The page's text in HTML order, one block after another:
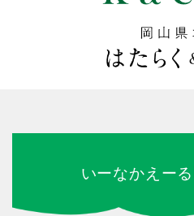
いーなかえーる